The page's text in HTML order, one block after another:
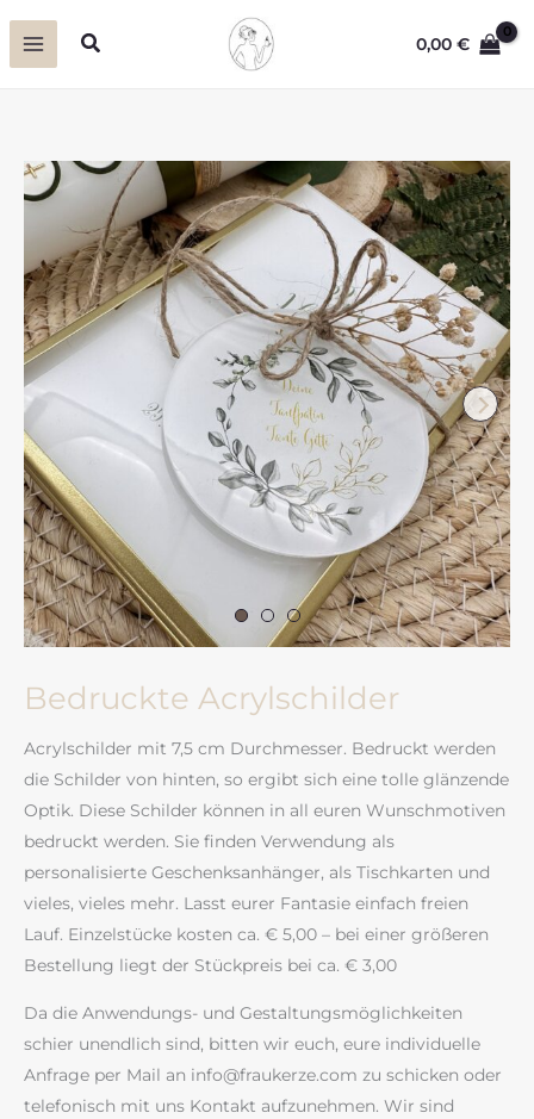
Inhalt
Suchen 0,00€
Bedruckte Acrylschilder
Acrylschilder mit 7,5 cm Durchmesser. Bedruckt werden
die Schilder von hinten, so ergibt sich eine tolle glänzende
Optik. Diese Schilder können in all euren Wunschmotiven
bedruckt werden. Sie finden Verwendung als
personalisierte Geschenksanhänger, als Tischkarten und
vieles, vieles mehr. Lasst eurer Fantasie einfach freien
Lauf. Einzelstücke kosten ca. € 5,00 – bei einer größeren
Bestellung liegt der Stückpreis bei ca. € 3,00
Da die Anwendungs- und Gestaltungsmöglichkeiten
schier unendlich sind, bitten wir euch, eure individuelle
Anfrage per Mail an info@fraukerze.com zu schicken oder
telefonisch mit uns Kontakt aufzunehmen. Wir sind